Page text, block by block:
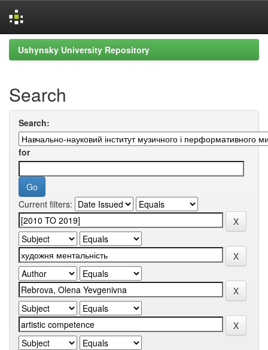
Skip
navigation
Ushynsky University Repository
Search
Search:
for
Current filters: